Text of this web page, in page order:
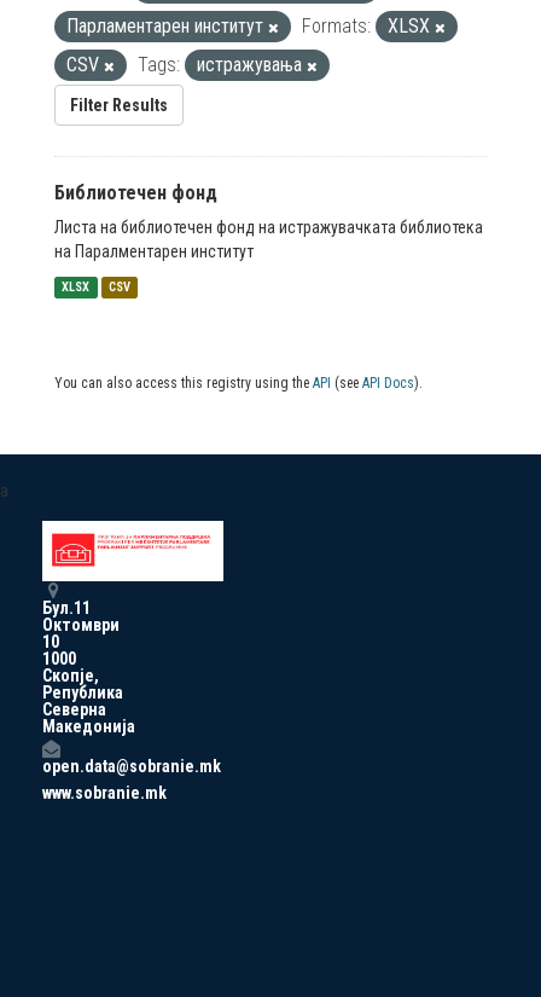
Парламентарен институт
Formats:
XLSX
CSV
Tags: истражувања
Filter Results
Библиотечен фонд
Листа на библиотечен фонд на истражувачката библиотека
на Паралментарен институт
XLSX CSV
You can also access this registry using the API (see API Docs).
a
Бул.11
Октомври
10
1000
Скопје,
Република
Северна
Македонија
open.data@sobranie.mk
www.sobranie.mk